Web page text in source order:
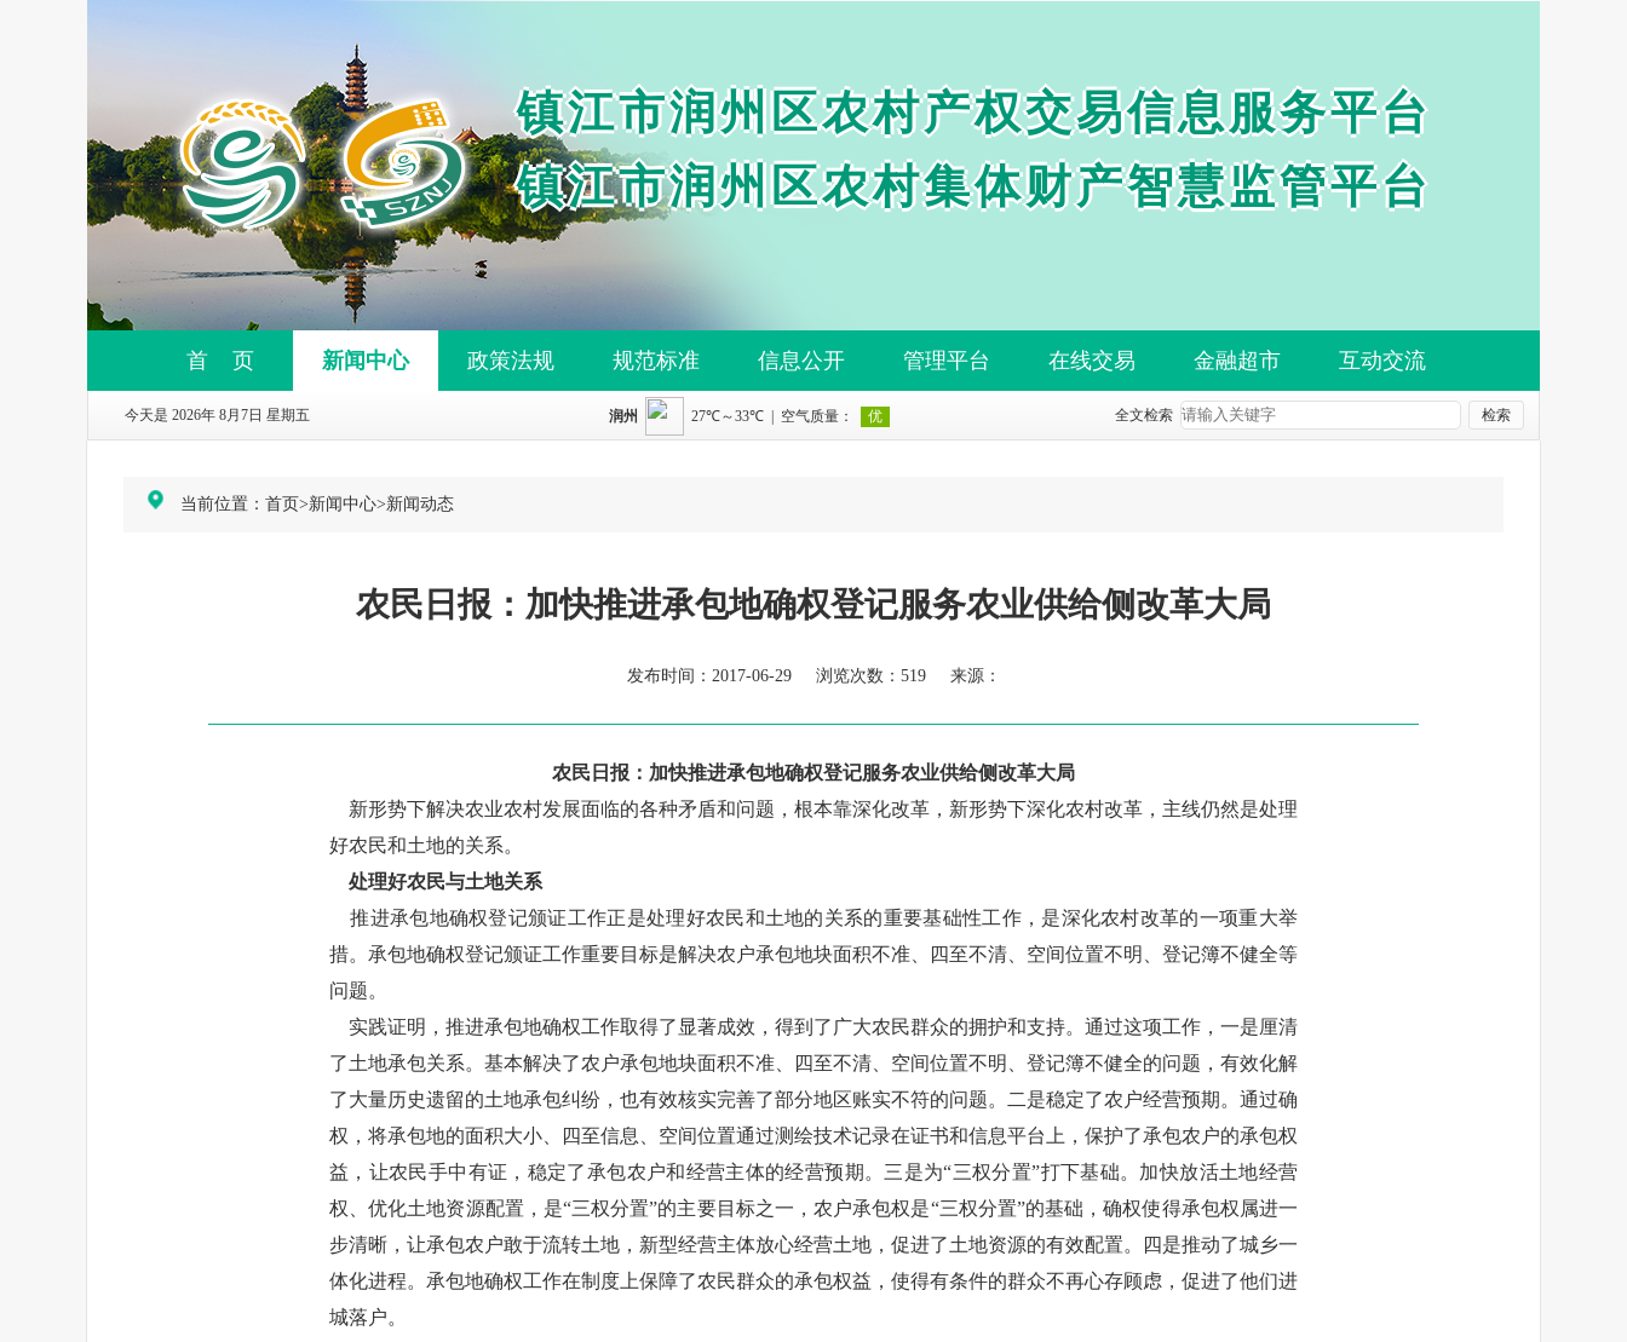
镇江市润州区农村产权交易信息服务平台
镇江市润州区农村集体财产智慧监管平台
首 页 新闻中心 政策法规 规范标准 信息公开 管理平台 在线交易 金融超市 互动交流
今天是 2026年 8月7日 星期五 全文检索
当前位置： 首页>新闻中心>新闻动态
农民日报：加快推进承包地确权登记服务农业供给侧改革大局
发布时间：2017-06-29 浏览次数： 519 来源：
农民日报：加快推进承包地确权登记服务农业供给侧改革大局
新形势下解决农业农村发展面临的各种矛盾和问题，根本靠深化改革，新形势下深化农村改革，主线仍然是处理
好农民和土地的关系。
处理好农民与土地关系
推进承包地确权登记颁证工作正是处理好农民和土地的关系的重要基础性工作，是深化农村改革的一项重大举
措。承包地确权登记颁证工作重要目标是解决农户承包地块面积不准、四至不清、空间位置不明、登记簿不健全等
问题。
实践证明，推进承包地确权工作取得了显著成效，得到了广大农民群众的拥护和支持。通过这项工作，一是厘清
了土地承包关系。基本解决了农户承包地块面积不准、四至不清、空间位置不明、登记簿不健全的问题，有效化解
了大量历史遗留的土地承包纠纷，也有效核实完善了部分地区账实不符的问题。二是稳定了农户经营预期。通过确
权，将承包地的面积大小、四至信息、空间位置通过测绘技术记录在证书和信息平台上，保护了承包农户的承包权
益，让农民手中有证，稳定了承包农户和经营主体的经营预期。三是为“三权分置”打下基础。加快放活土地经营
权、优化土地资源配置，是“三权分置”的主要目标之一，农户承包权是“三权分置”的基础，确权使得承包权属进一
步清晰，让承包农户敢于流转土地，新型经营主体放心经营土地，促进了土地资源的有效配置。四是推动了城乡一
体化进程。承包地确权工作在制度上保障了农民群众的承包权益，使得有条件的群众不再心存顾虑，促进了他们进
城落户。